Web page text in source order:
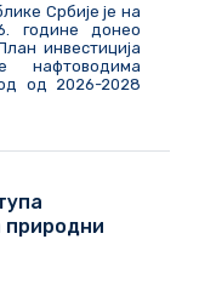
Србије је на
године донео
инвестиција
нафтоводима
од 2026-2028
природни